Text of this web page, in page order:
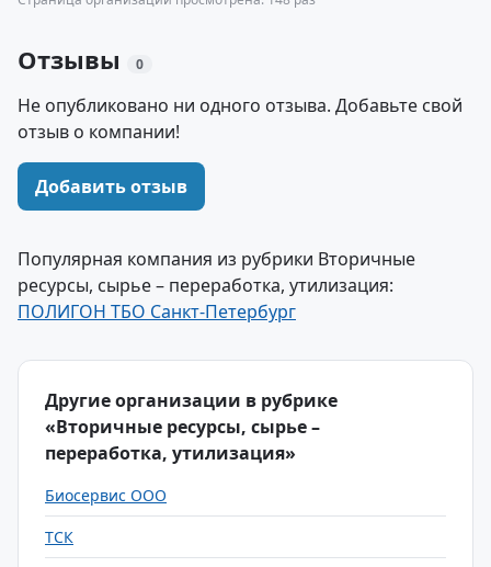
Отзывы 0
Не опубликовано ни одного отзыва. Добавьте свой
отзыв о компании!
Добавить отзыв
Популярная компания из рубрики Вторичные
ресурсы, сырье – переработка, утилизация:
ПОЛИГОН ТБО Санкт-Петербург
Другие организации в рубрике
«Вторичные ресурсы, сырье –
переработка, утилизация»
Биосервис ООО
ТСК